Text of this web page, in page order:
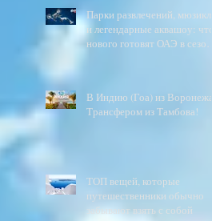
Парки развлечений, мюзиклы
и легендарные аквашоу: что
нового готовят ОАЭ в сезоне
В Индию (Гоа) из Воронежа.
Трансфером из Тамбова!
ТОП вещей, которые
путешественники обычно
забывают взять с собой